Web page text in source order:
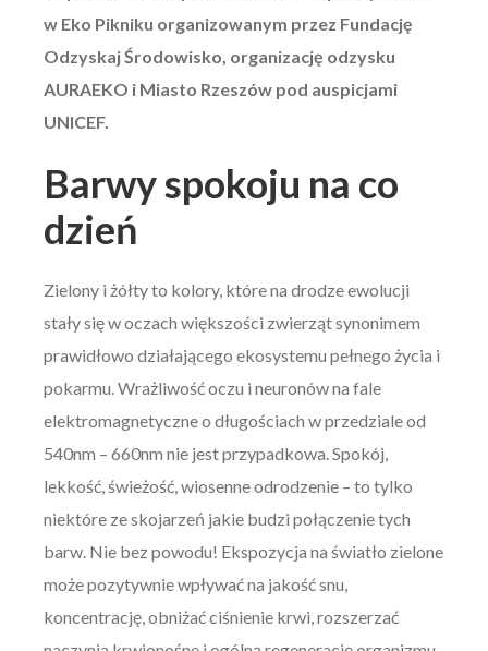
w Eko Pikniku organizowanym przez Fundację
Odzyskaj Środowisko, organizację odzysku
AURAEKO i Miasto Rzeszów pod auspicjami
UNICEF.
Barwy spokoju na co
dzień
Zielony i żółty to kolory, które na drodze ewolucji
stały się w oczach większości zwierząt synonimem
prawidłowo działającego ekosystemu pełnego życia i
pokarmu. Wrażliwość oczu i neuronów na fale
elektromagnetyczne o długościach w przedziale od
540nm – 660nm nie jest przypadkowa. Spokój,
lekkość, świeżość, wiosenne odrodzenie – to tylko
niektóre ze skojarzeń jakie budzi połączenie tych
barw. Nie bez powodu! Ekspozycja na światło zielone
może pozytywnie wpływać na jakość snu,
koncentrację, obniżać ciśnienie krwi, rozszerzać